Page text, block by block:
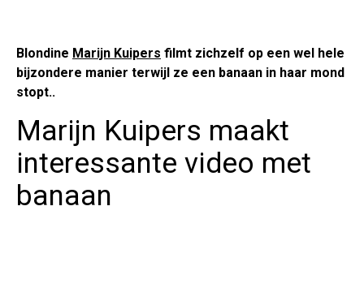
Blondine Marijn Kuipers filmt zichzelf op een wel hele
bijzondere manier terwijl ze een banaan in haar mond
stopt..
Marijn Kuipers maakt
interessante video met
banaan